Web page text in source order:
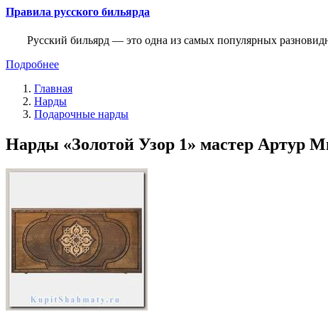
Правила русского бильярда
Русский бильярд — это одна из самых популярных
Подробнее
Главная
Нарды
Подарочные нарды
Нарды «Золотой Узор 1» мастер Артур